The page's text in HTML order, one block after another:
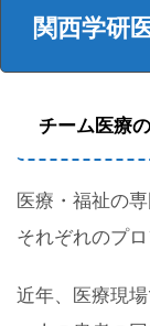
関西学研
チーム医療
医療・福祉の
それぞれのプ
近年、医療現